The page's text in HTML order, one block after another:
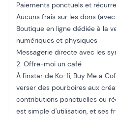
Paiements ponctuels et
Aucuns frais sur les dons
Boutique en ligne dédiée à la
numériques et physiques
Messagerie directe avec les
2. Offre-moi un café
À l'instar de Ko-fi, Buy Me a
verser des pourboires aux
contributions ponctuelles ou
est simple d'utilisation, et ses